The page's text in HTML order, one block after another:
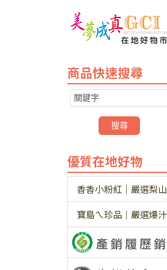
商品快速搜尋
優質在地好物
香香小粉紅｜嚴選梨
寶島ㄟ珍品｜嚴選爆